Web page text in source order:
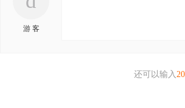
游 客
还可以输入